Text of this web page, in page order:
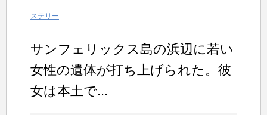
ステリー
サンフェリックス島の浜辺に若い
女性の遺体が打ち上げられた。彼
女は本土で...